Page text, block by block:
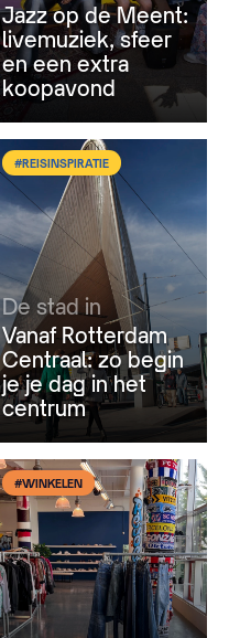
Jazz op de Meent:
livemuziek, sfeer
en een extra
koopavond
#REISINSPIRATIE
De stad in
Vanaf Rotterdam
Centraal: zo begin
je je dag in het
centrum
#WINKELEN